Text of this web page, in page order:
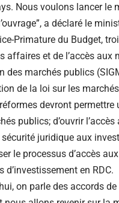
Nous voulons lancer le
a déclaré le
Primature du Budget,
affaires et de l’accès aux
des marchés publics
de la loi sur les
devront permettre
publics; d’ouvrir
juridique aux
le processus d’accès
d’investissement en RDC.
on parle des accords